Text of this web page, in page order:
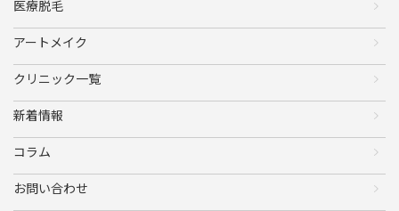
医療脱毛
アートメイク
クリニック一覧
新着情報
コラム
お問い合わせ